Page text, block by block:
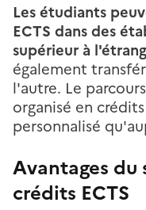
Les étudiants
ECTS dans des
supérieur à
également
l'autre. Le
organisé en
personnalisé
Avantages du
crédits ECTS